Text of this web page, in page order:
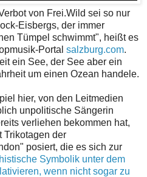
von Frei.Wild sei so nur
Eisbergs, der immer
Tümpel schwimmt", heißt es
Portal salzburg.com.
ein See, der See aber ein
um einen Ozean handele.
hier, von den Leitmedien
unpolitische Sängerin
verliehen bekommen hat,
Trikotagen der
posiert, die es sich zur
Symbolik unter dem
wenn nicht sogar zu